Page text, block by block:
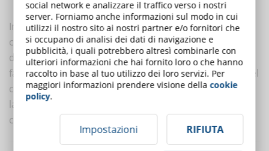
Invece di creare un corso completo da sottoporre al
cliente al suo completamento, i professionisti
dell’eLearning possono lavorare per brevi moduli,
facilmente modificabili in base al feedback continuo del
cliente, risparmiando risorse e garantendo che il
lavoro di squadra porti a un’agile gestione del
cambiamento.
social network e analizzare il traffico verso i nostri
server. Forniamo anche informazioni sul modo in cui
utilizzi il nostro sito ai nostri partner e/o fornitori che
si occupano di analisi dei dati di navigazione e
pubblicità, i quali potrebbero altresì combinarle con
ulteriori informazioni che hai fornito loro o che hanno
raccolto in base al tuo utilizzo dei loro servizi. Per
maggiori informazioni prendere visione dellacookie
policy.
Impostazioni RIFIUTA